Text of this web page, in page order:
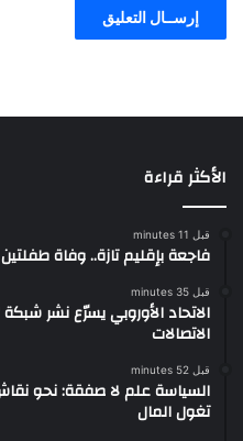
الأكثر قراءة
قبل 11 minutes
فاجعة بإقليم تازة.. وفاة
قبل 35 minutes
الاتصالات
قبل 52 minutes
السياسة علم لا صفقة: نحو
تغول المال